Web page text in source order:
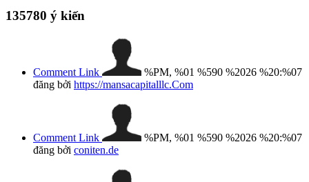
135780 ý kiến
Comment Link
%PM, %01 %590 %2026 %20:%07
đăng bởi https://mansacapitalllc.Com
Comment Link
%PM, %01 %590 %2026 %20:%07
đăng bởi coniten.de